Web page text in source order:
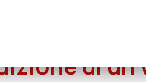
c'è nulla di
di